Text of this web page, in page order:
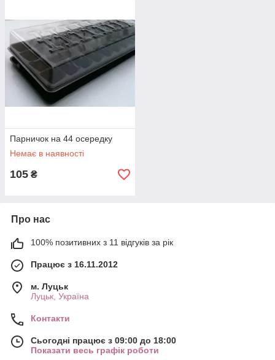
Парничок на 44 осередку
Немає в наявності
105 ₴
Про нас
100% позитивних з 11 відгуків за рік
Працює з 16.11.2012
м. Луцьк
Луцьк, Україна
Контакти
Сьогодні працює з 09:00 до 18:00
Показати весь графік роботи